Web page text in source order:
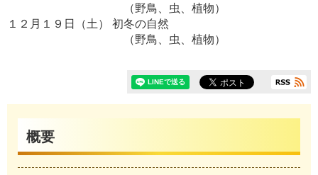
（野鳥、虫、植物）
１２月１９日（土） 初冬の自然
（野鳥、虫、植物）
概要